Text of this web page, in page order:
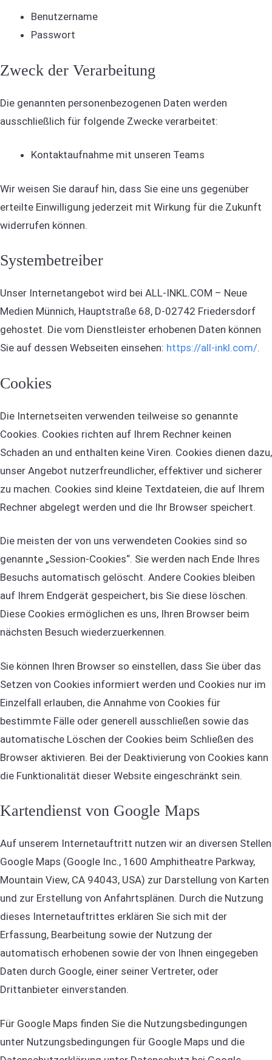
Benutzername
Passwort
Zweck der Verarbeitung
Die genannten personenbezogenen Daten werden
ausschließlich für folgende Zwecke verarbeitet:
Kontaktaufnahme mit unseren Teams
Wir weisen Sie darauf hin, dass Sie eine uns gegenüber
erteilte Einwilligung jederzeit mit Wirkung für die Zukunft
widerrufen können.
Systembetreiber
Unser Internetangebot wird bei ALL-INKL.COM – Neue
Medien Münnich, Hauptstraße 68, D-02742 Friedersdorf
gehostet. Die vom Dienstleister erhobenen Daten können
Sie auf dessen Webseiten einsehen: https://all-inkl.com/.
Cookies
Die Internetseiten verwenden teilweise so genannte
Cookies. Cookies richten auf Ihrem Rechner keinen
Schaden an und enthalten keine Viren. Cookies dienen dazu,
unser Angebot nutzerfreundlicher, effektiver und sicherer
zu machen. Cookies sind kleine Textdateien, die auf Ihrem
Rechner abgelegt werden und die Ihr Browser speichert.
Die meisten der von uns verwendeten Cookies sind so
genannte „Session-Cookies“. Sie werden nach Ende Ihres
Besuchs automatisch gelöscht. Andere Cookies bleiben
auf Ihrem Endgerät gespeichert, bis Sie diese löschen.
Diese Cookies ermöglichen es uns, Ihren Browser beim
nächsten Besuch wiederzuerkennen.
Sie können Ihren Browser so einstellen, dass Sie über das
Setzen von Cookies informiert werden und Cookies nur im
Einzelfall erlauben, die Annahme von Cookies für
bestimmte Fälle oder generell ausschließen sowie das
automatische Löschen der Cookies beim Schließen des
Browser aktivieren. Bei der Deaktivierung von Cookies kann
die Funktionalität dieser Website eingeschränkt sein.
Kartendienst von Google Maps
Auf unserem Internetauftritt nutzen wir an diversen Stellen
Google Maps (Google Inc., 1600 Amphitheatre Parkway,
Mountain View, CA 94043, USA) zur Darstellung von Karten
und zur Erstellung von Anfahrtsplänen. Durch die Nutzung
dieses Internetauftrittes erklären Sie sich mit der
Erfassung, Bearbeitung sowie der Nutzung der
automatisch erhobenen sowie der von Ihnen eingegeben
Daten durch Google, einer seiner Vertreter, oder
Drittanbieter einverstanden.
Für Google Maps finden Sie die Nutzungsbedingungen
unter Nutzungsbedingungen für Google Maps und die